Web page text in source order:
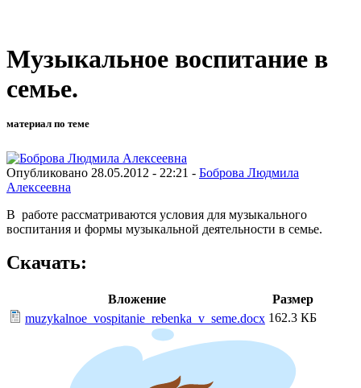
Музыкальное воспитание в
семье.
материал по теме
Опубликовано 28.05.2012 - 22:21 - Боброва Людмила
Алексеевна
В работе рассматриваются условия для музыкального
воспитания и формы музыкальной деятельности в семье.
Скачать:
Вложение
Размер
muzykalnoe_vospitanie_rebenka_v_seme.docx 162.3 КБ